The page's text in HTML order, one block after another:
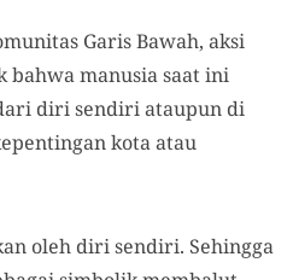
Garis Bawah, aksi
bahwa manusia saat ini
diri sendiri ataupun di
kota atau
oleh diri sendiri. Sehingga